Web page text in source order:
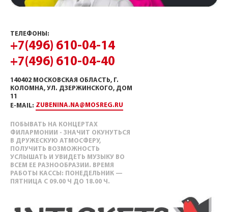
ТЕЛЕФОНЫ:
+7(496) 610-04-14
+7(496) 610-04-40
140402 МОСКОВСКАЯ ОБЛАСТЬ, Г.
КОЛОМНА, УЛ. ДЗЕРЖИНСКОГО, ДОМ
11
E-MAIL: ZUBENINA.NA@MOSREG.RU
ПОБЫВАТЬ НА КОНЦЕРТАХ
ФИЛАРМОНИИ - ЗНАЧИТ ОКУНУТЬСЯ
В ДРУЖЕСКУЮ АТМОСФЕРУ,
ПОЛУЧИТЬ ВОЗМОЖНОСТЬ
УСЛЫШАТЬ И УВИДЕТЬ МУЗЫКУ ВО
ВСЕМ ЕЕ РАЗНООБРАЗИИ. ВРЕМЯ
РАБОТЫ КАССЫ: ПОНЕДЕЛЬНИК —
ПЯТНИЦА С 09.00 Ч ДО 18.00 Ч.